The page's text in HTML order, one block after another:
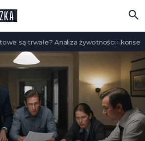
są trwałe? Analiza żywotności i